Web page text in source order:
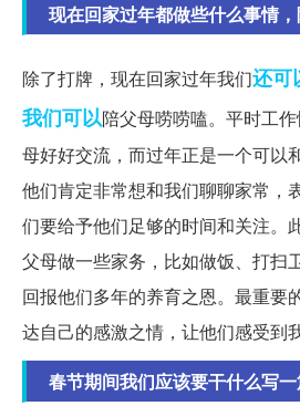
现在回家过年都做些什么事情
除了打牌，现在回家过年我们还可
我们可以陪父母唠唠嗑。平时工
母好好交流，而过年正是一个可以
他们肯定非常想和我们聊聊家常，
们要给予他们足够的时间和关注。
父母做一些家务，比如做饭、打扫
回报他们多年的养育之恩。最重要
达自己的感激之情，让他们感受到
春节期间我们应该要干什么写